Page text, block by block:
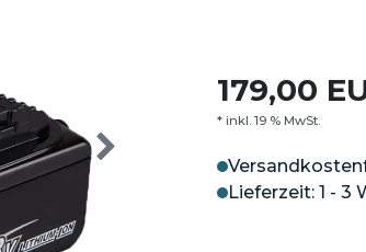
179,00
* inkl. 19 % MwSt.
Lieferzeit: 1 - 3